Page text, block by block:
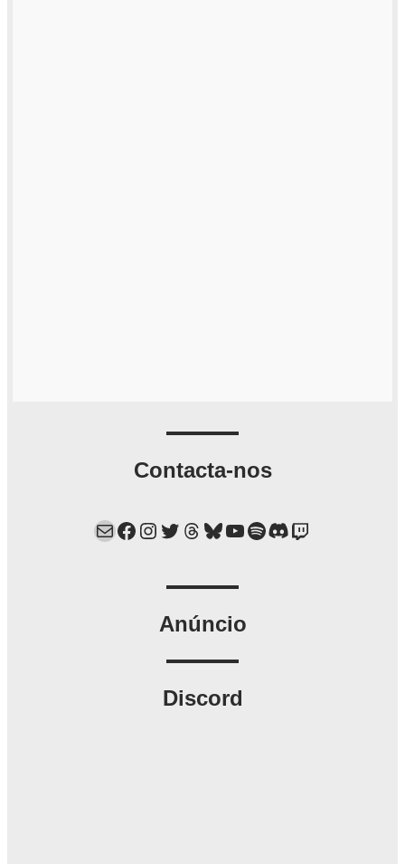
Contacta-nos
Mail Facebook Instagram Twitter Threads Bluesky YouTube Spotify Discord Twitch
Anúncio
Discord